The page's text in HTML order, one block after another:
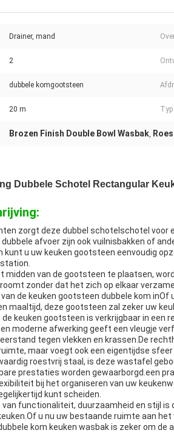
Drainer, mand
2
dubbele komgootsteen
20 m
Brozen Finish Double Bowl Wasbak,
Dubbele Schotel Rectangular
zorgt deze dubbel schotelschotel voor
afvoer zijn ook vuilnisbakken of
kunt u uw keuken gootsteen eenvoudig
midden van de gootsteen te plaatsen,
zonder dat het zich op elkaar
de keuken gootsteen dubbele kom inOf
maaltijd, deze gootsteen zal zeker uw
de keuken gootsteen is verkrijgbaar in een
moderne afwerking geeft een vleugje
tegen vlekken en krassen.De
maar voegt ook een eigentijdse
roestvrij staal, is deze wastafel
prestaties worden gewaarborgd.een
bij het organiseren van uw
kunt scheiden.
functionaliteit, duurzaamheid en stijl
u nu uw bestaande ruimte aan
kom keuken wasbak is zeker om de